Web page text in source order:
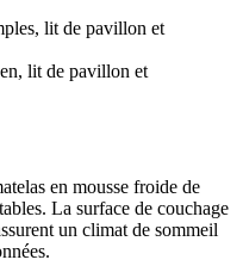
lit de pavillon et
lit de pavillon et
en mousse froide de
La surface de couchage
un climat de sommeil